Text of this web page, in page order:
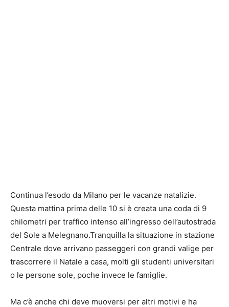
Continua l’esodo da Milano per le vacanze natalizie.
Questa mattina prima delle 10 si è creata una coda di 9
chilometri per traffico intenso all’ingresso dell’autostrada
del Sole a Melegnano.Tranquilla la situazione in stazione
Centrale dove arrivano passeggeri con grandi valige per
trascorrere il Natale a casa, molti gli studenti universitari
o le persone sole, poche invece le famiglie.
Ma c’è anche chi deve muoversi per altri motivi e ha